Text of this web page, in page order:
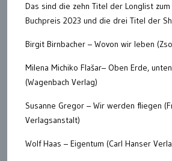
Das sind die zehn Titel der Longlist
Buchpreis 2023 und die drei Titel der
Birgit Birnbacher – Wovon wir leben
Milena Michiko Flašar– Oben Erde,
(Wagenbach Verlag)
Susanne Gregor – Wir werden fliegen
Verlagsanstalt)
Wolf Haas – Eigentum (Carl Hanser